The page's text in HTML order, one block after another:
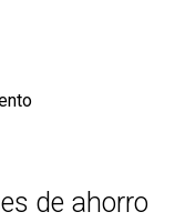
de ahorro